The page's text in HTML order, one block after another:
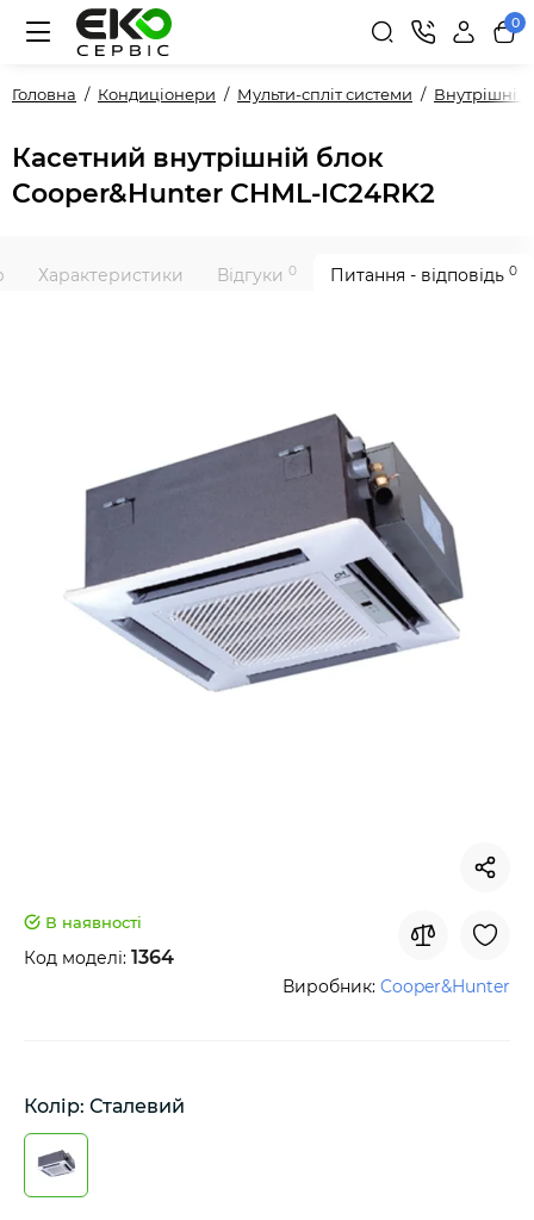
0
Головна Кондиціонери Мульти-спліт системи Внутрішні
Касетний внутрішній блок
Cooper&Hunter CHML-IC24RK2
Характеристики Відгуки 0 Питання - відповідь 0
В наявності
Код моделі: 1364
Виробник: Cooper&Hunter
Колір: Сталевий